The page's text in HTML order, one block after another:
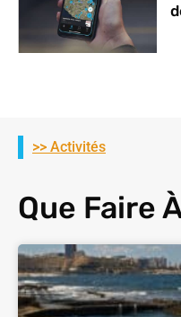
>> Activités
Que Faire